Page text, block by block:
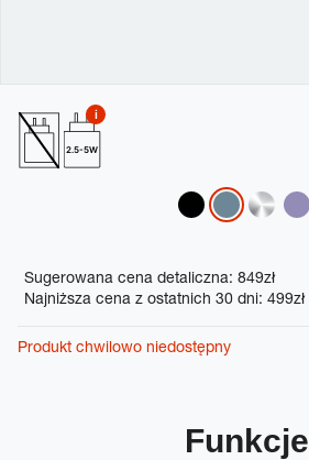
Promotions
Sugerowana cena detaliczna: 849zł
Najniższa cena z ostatnich 30 dni: 499zł
Produkt chwilowo niedostępny
2.5-5W
Funkcje